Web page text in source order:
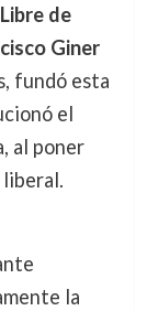
de
Giner
fundó esta
el
al poner
liberal.
la